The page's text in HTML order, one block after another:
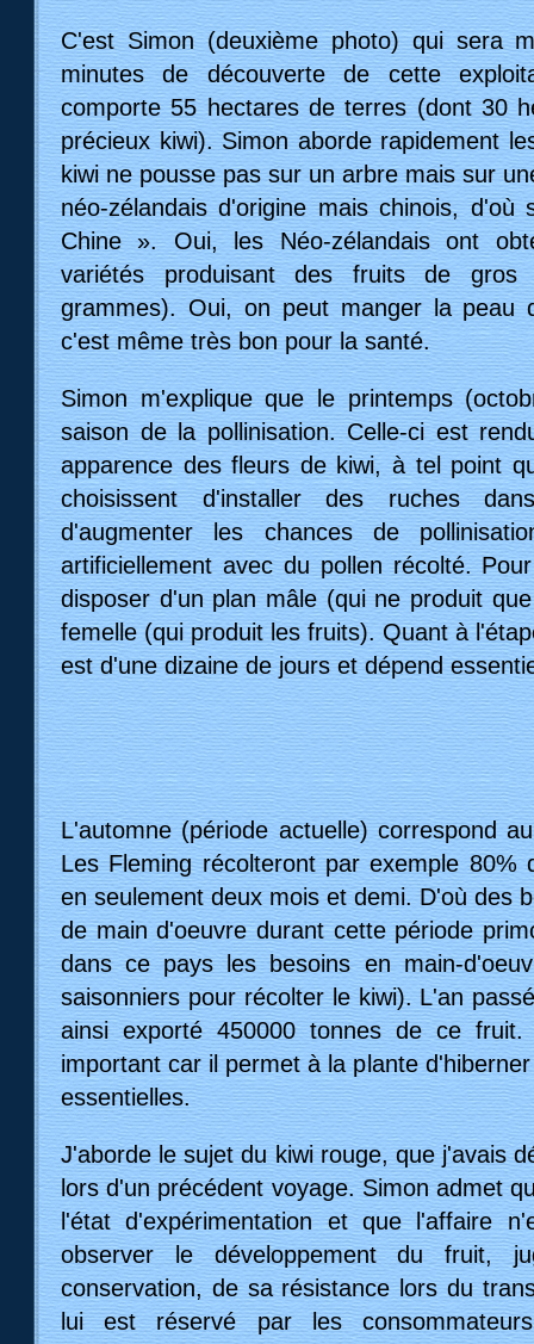
Depuis la saga du kiwi se poursuit. Et la
rends aujourd'hui visite, de s'apprêter à
kiwis lourdement accrochés aux lianes
familiale a choisi cette fois de porter le nom
dessous) pour développer la production
faisant connaitre aux visiteurs de
débutera en travaillant durant ses
l'entreprise Kiwifruit Orchards. Il n'a alors
s'installer avec sa famille dans la Baie
les membres de cette famille
différentes étapes de culture du fruit, dont
du kiwi et feront naturellement du kiwi leur
C'est Simon (deuxième photo) qui sera
minutes de découverte de cette
comporte 55 hectares de terres (dont 30
précieux kiwi). Simon aborde rapidement
kiwi ne pousse pas sur un arbre mais sur
néo-zélandais d'origine mais chinois, d'où
Chine ». Oui, les Néo-zélandais ont
variétés produisant des fruits de
grammes). Oui, on peut manger la peau
c'est même très bon pour la santé.
Simon m'explique que le printemps
saison de la pollinisation. Celle-ci est
apparence des fleurs de kiwi, à tel point
choisissent d'installer des ruches
d'augmenter les chances de
artificiellement avec du pollen récolté.
disposer d'un plan mâle (qui ne produit
femelle (qui produit les fruits). Quant à
est d'une dizaine de jours et dépend